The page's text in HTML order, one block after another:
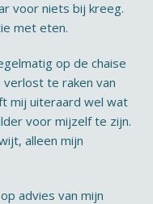
voor niets bij kreeg.
met eten.
op de chaise
te raken van
mij uiteraard wel wat
voor mijzelf te zijn.
alleen mijn
advies van mijn